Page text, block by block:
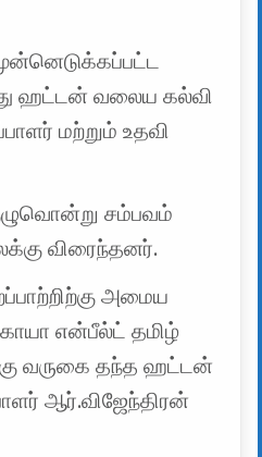
ஹட்டன் வலைய கல்வி
மற்றும் உதவி
சம்பவம்
விரைந்தனர்.
அமைய
என்பீல்ட் தமிழ்
வருகை தந்த ஹட்டன்
ஆர்.விஜேந்திரன்